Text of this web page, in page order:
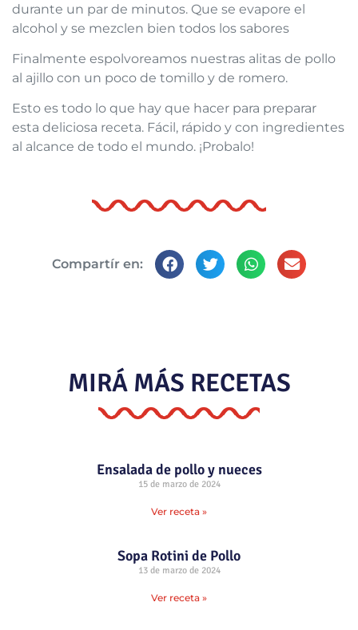
durante un par de minutos. Que se evapore el
alcohol y se mezclen bien todos los sabores
Finalmente espolvoreamos nuestras alitas de pollo
al ajillo con un poco de tomillo y de romero.
Esto es todo lo que hay que hacer para preparar
esta deliciosa receta. Fácil, rápido y con ingredientes
al alcance de todo el mundo. ¡Probalo!
Compartír en:
MIRÁ MÁS RECETAS
Ensalada de pollo y nueces
15 de marzo de 2024
Ver receta »
Sopa Rotini de Pollo
13 de marzo de 2024
Ver receta »